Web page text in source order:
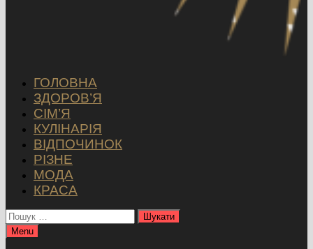
ГОЛОВНА
ЗДОРОВ’Я
СІМ’Я
КУЛІНАРІЯ
ВІДПОЧИНОК
РІЗНЕ
МОДА
КРАСА
Пошук:
Menu